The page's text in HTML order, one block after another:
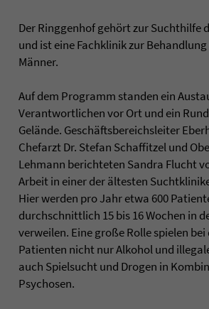
Der Ringgenhof gehört zur Suchthilfe
und ist eine Fachklinik zur
Männer.
Auf dem Programm standen ein
Verantwortlichen vor Ort und ein
Gelände. Geschäftsbereichsleiter
Chefarzt Dr. Stefan Schaffitzel und
Lehmann berichteten Sandra Flucht
Arbeit in einer der ältesten
Hier werden pro Jahr etwa 600
durchschnittlich 15 bis 16 Wochen in
verweilen. Eine große Rolle spielen
Patienten nicht nur Alkohol und
auch Spielsucht und Drogen in
Psychosen.